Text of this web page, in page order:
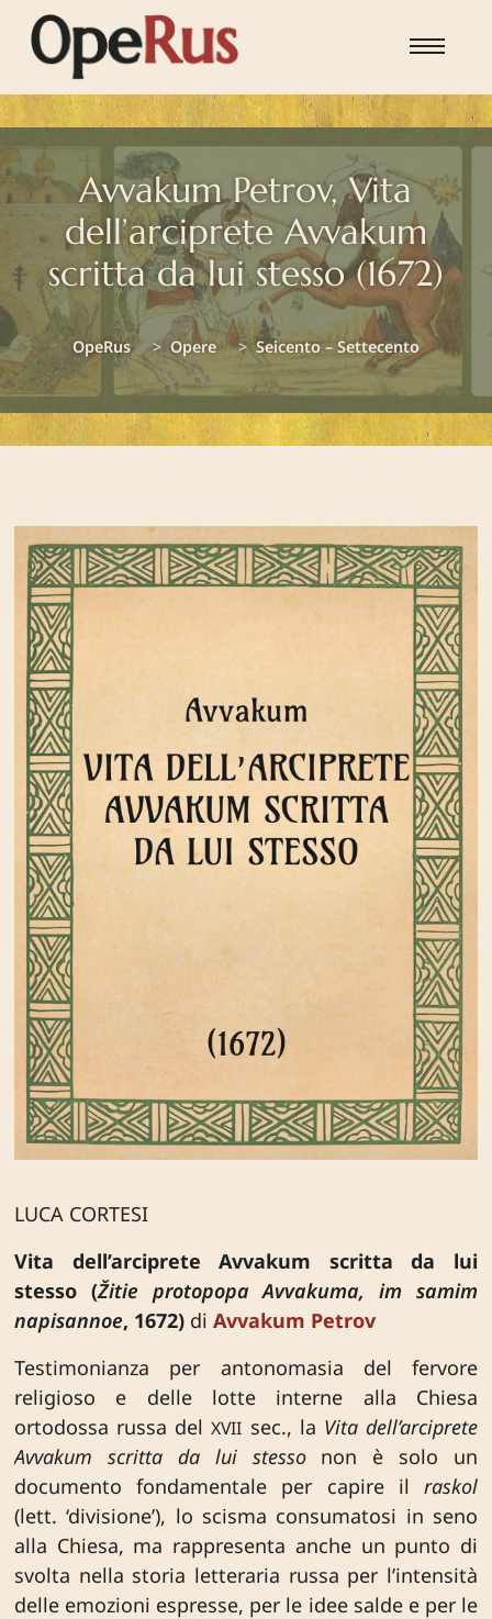
Skip to main content
You are here:
Avvakum Petrov, Vita
dell’arciprete Avvakum
scritta da lui stesso (1672)
OpeRus Opere Seicento – Settecento
LUCA CORTESI
Vita dell’arciprete Avvakum scritta da lui
stesso (Žitie protopopa Avvakuma, im samim
napisannoe, 1672) di Avvakum Petrov
Testimonianza per antonomasia del fervore
religioso e delle lotte interne alla Chiesa
ortodossa russa delXVII sec., la Vita dell’arciprete
Avvakum scritta da lui stessonon è solo un
documento fondamentale per capire il raskol
(lett. ‘divisione’), lo scisma consumatosi in seno
alla Chiesa, ma rappresenta anche un punto di
svolta nella storia letteraria russa per l’intensità
delle emozioni espresse, per le idee salde e per le